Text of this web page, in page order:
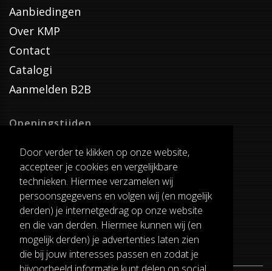
Door verder te klikken op onze website,
accepteer je cookies en vergelijkbare
technieken. Hiermee verzamelen wij
persoonsgegevens en volgen wij (en mogelijk
derden) je internetgedrag op onze website
en die van derden. Hiermee kunnen wij (en
mogelijk derden) je advertenties laten zien
die bij jouw interesses passen en zodat je
Aanbiedingen
Over KMP
Contact
Catalogi
Aanmelden B2B
Openingstijden
Dinsdag T/M Zaterdag
van 8:00-17:00
Verzenddagen
Dinsdag T/M Vrijdag
Pauze
12:30-13:00